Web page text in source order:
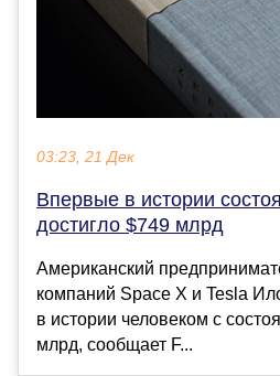
03:23, 21 Дек
Впервые в истории
достигло $749 млрд
Американский
компаний Space X и Tesla
в истории человеком с
млрд, сообщает F...